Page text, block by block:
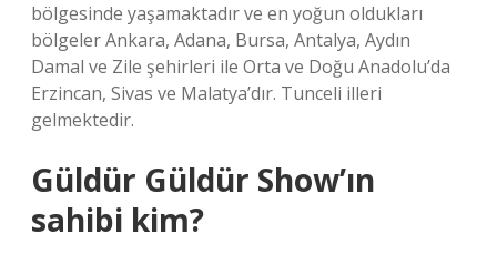
bölgesinde yaşamaktadır ve en yoğun oldukları
bölgeler Ankara, Adana, Bursa, Antalya, Aydın
Damal ve Zile şehirleri ile Orta ve Doğu Anadolu’da
Erzincan, Sivas ve Malatya’dır. Tunceli illeri
gelmektedir.
Güldür Güldür Show’ın
sahibi kim?